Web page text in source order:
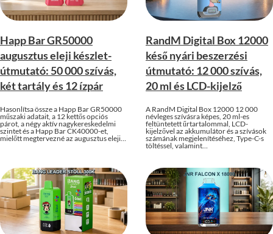
Happ Bar GR50000
augusztus eleji készlet-
útmutató: 50 000 szívás,
két tartály és 12 ízpár
Hasonlítsa össze a Happ Bar GR50000
műszaki adatait, a 12 kettős opciós
párot, a négy aktív nagykereskedelmi
szintet és a Happ Bar CK40000-et,
mielőtt megtervezné az augusztus eleji…
RandM Digital Box 12000
késő nyári beszerzési
útmutató: 12 000 szívás,
20 ml és LCD-kijelző
A RandM Digital Box 12000 12 000
névleges szívásra képes, 20 ml-es
feltüntetett űrtartalommal, LCD-
kijelzővel az akkumulátor és a szívások
számának megjelenítéséhez, Type-C-s
töltéssel, valamint…